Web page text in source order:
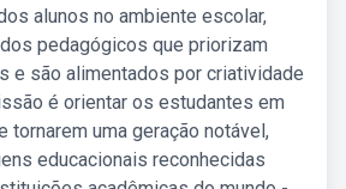
alunos no ambiente escolar,
pedagógicos que priorizam
e são alimentados por criatividade
é orientar os estudantes em
tornarem uma geração notável,
educacionais reconhecidas